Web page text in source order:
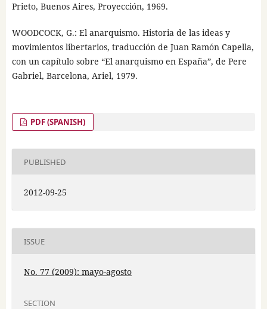
Prieto, Buenos Aires, Proyección, 1969.
WOODCOCK, G.: El anarquismo. Historia de las ideas y
movimientos libertarios, traducción de Juan Ramón Capella,
con un capítulo sobre “El anarquismo en España”, de Pere
Gabriel, Barcelona, Ariel, 1979.
PDF (SPANISH)
PUBLISHED
2012-09-25
ISSUE
No. 77 (2009): mayo-agosto
SECTION